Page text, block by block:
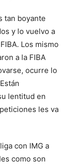
tan boyante
y lo vuelvo a
Los mismo
a la FIBA
ocurre lo
lentitud en
les va
con IMG a
como son